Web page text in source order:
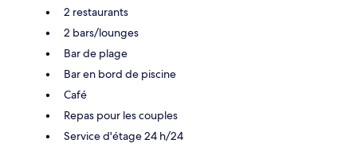
2 restaurants
2 bars/lounges
Bar de plage
Bar en bord de piscine
Café
Repas pour les couples
Service d'étage 24 h/24